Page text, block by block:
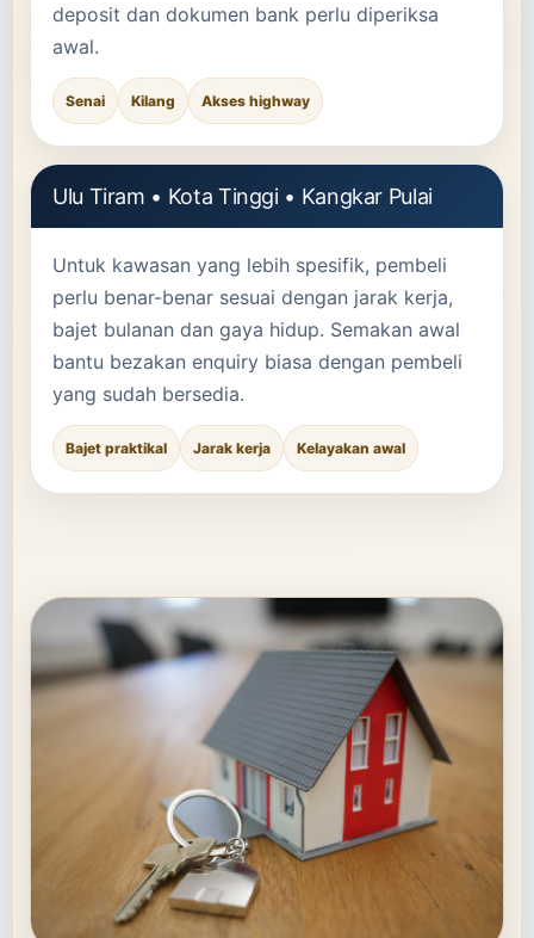
deposit dan dokumen bank perlu diperiksa
awal.
Senai Kilang Akses highway
Ulu Tiram • Kota Tinggi • Kangkar Pulai
Untuk kawasan yang lebih spesifik, pembeli
perlu benar-benar sesuai dengan jarak kerja,
bajet bulanan dan gaya hidup. Semakan awal
bantu bezakan enquiry biasa dengan pembeli
yang sudah bersedia.
Bajet praktikal Jarak kerja Kelayakan awal